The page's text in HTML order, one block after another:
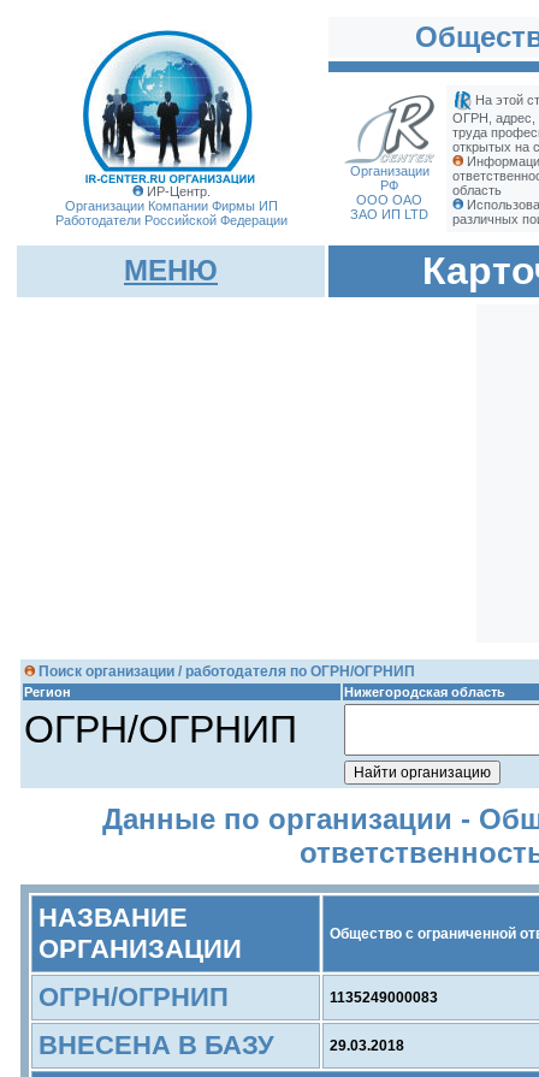
ИР-Центр.
Организации Компании Фирмы ИП
Работодатели Российской Федерации
Организации
РФ
ООО ОАО
ЗАО ИП LTD
На этой
ОГРН, адрес,
труда
открытых на
область
различных
МЕНЮ
Поиск организации / работодателя по ОГРН/ОГРНИП
Регион Нижегородская область
ОГРН/ОГРНИП
Данные по организации -
НАЗВАНИЕ
ОРГАНИЗАЦИИ
Общество с ограниченной
ОГРН/ОГРНИП 1135249000083
ВНЕСЕНА В БАЗУ 29.03.2018